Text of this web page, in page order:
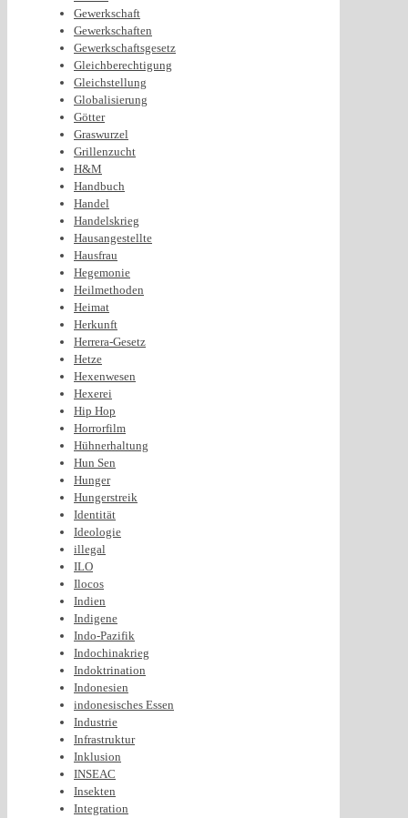
Gewerkschaft
Gewerkschaften
Gewerkschaftsgesetz
Gleichberechtigung
Gleichstellung
Globalisierung
Götter
Graswurzel
Grillenzucht
H&M
Handbuch
Handel
Handelskrieg
Hausangestellte
Hausfrau
Hegemonie
Heilmethoden
Heimat
Herkunft
Herrera-Gesetz
Hetze
Hexenwesen
Hexerei
Hip Hop
Horrorfilm
Hühnerhaltung
Hun Sen
Hunger
Hungerstreik
Identität
Ideologie
illegal
ILO
Ilocos
Indien
Indigene
Indo-Pazifik
Indochinakrieg
Indoktrination
Indonesien
indonesisches Essen
Industrie
Infrastruktur
Inklusion
INSEAC
Insekten
Integration